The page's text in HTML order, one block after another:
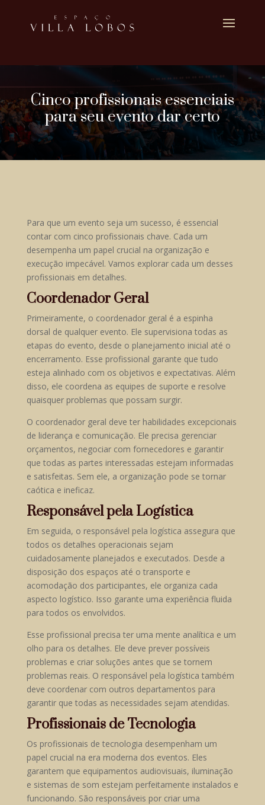
Cinco profissionais essenciais
para seu evento dar certo
Para que um evento seja um sucesso, é essencial
contar com cinco profissionais chave. Cada um
desempenha um papel crucial na organização e
execução impecável. Vamos explorar cada um desses
profissionais em detalhes.
Coordenador Geral
Primeiramente, o coordenador geral é a espinha
dorsal de qualquer evento. Ele supervisiona todas as
etapas do evento, desde o planejamento inicial até o
encerramento. Esse profissional garante que tudo
esteja alinhado com os objetivos e expectativas. Além
disso, ele coordena as equipes de suporte e resolve
quaisquer problemas que possam surgir.
O coordenador geral deve ter habilidades excepcionais
de liderança e comunicação. Ele precisa gerenciar
orçamentos, negociar com fornecedores e garantir
que todas as partes interessadas estejam informadas
e satisfeitas. Sem ele, a organização pode se tornar
caótica e ineficaz.
Responsável pela Logística
Em seguida, o responsável pela logística assegura que
todos os detalhes operacionais sejam
cuidadosamente planejados e executados. Desde a
disposição dos espaços até o transporte e
acomodação dos participantes, ele organiza cada
aspecto logístico. Isso garante uma experiência fluida
para todos os envolvidos.
Esse profissional precisa ter uma mente analítica e um
olho para os detalhes. Ele deve prever possíveis
problemas e criar soluções antes que se tornem
problemas reais. O responsável pela logística também
deve coordenar com outros departamentos para
garantir que todas as necessidades sejam atendidas.
Profissionais de Tecnologia
Os profissionais de tecnologia desempenham um
papel crucial na era moderna dos eventos. Eles
garantem que equipamentos audiovisuais, iluminação
e sistemas de som estejam perfeitamente instalados e
funcionando. São responsáveis por criar uma